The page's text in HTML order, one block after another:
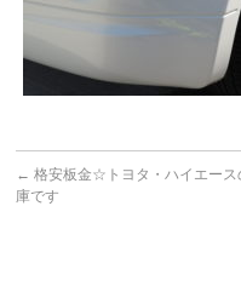
← 格安板金☆トヨタ・ハイエース
庫です